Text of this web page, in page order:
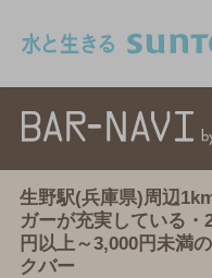
生野駅(兵庫県)周辺
ガーが充実している・
円以上～3,000円未満
クバー